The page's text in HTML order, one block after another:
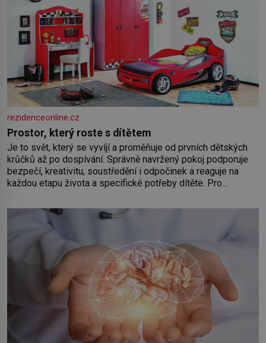
rezidenceonline.cz
Prostor, který roste s dítětem
Je to svět, který se vyvíjí a proměňuje od prvních dětských
krůčků až po dospívání. Správně navržený pokoj podporuje
bezpečí, kreativitu, soustředění i odpočinek a reaguje na
každou etapu života a specifické potřeby dítěte. Pro
by pokoj miminka měl působit především klidně a útulně.
Předškolní věk je